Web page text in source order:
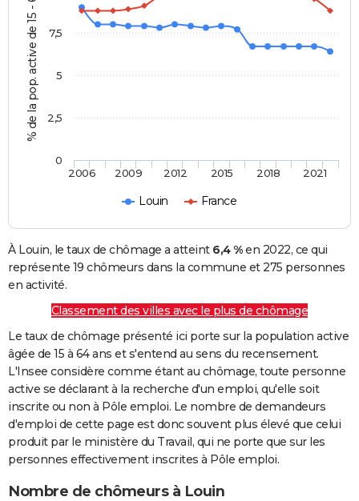
% de la pop. active de 15 - 64 ans
Louin France
2006 2009 2012 2015 2018 2021
0
2,5
5
7,5
À Louin, le taux de chômage a atteint 6,4 %en 2022, ce qui
représente 19 chômeurs dans la commune et 275 personnes
en activité.
Classement des villes avec le plus de chômage
Le taux de chômage présenté ici porte sur la population active
âgée de 15 à 64 ans et s'entend au sens du recensement.
L'Insee considère comme étant au chômage, toute personne
active se déclarant à la recherche d'un emploi, qu'elle soit
inscrite ou non à Pôle emploi. Le nombre de demandeurs
d'emploi de cette page est donc souvent plus élevé que celui
produit par le ministère du Travail, qui ne porte que sur les
personnes effectivement inscrites à Pôle emploi.
Nombre de chômeurs à Louin